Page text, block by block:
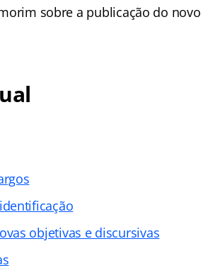
sobre a publicação do novo
objetivas e discursivas